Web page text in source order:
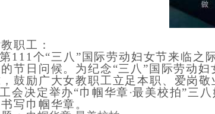
职工：
第111个“三八”国际劳动妇女节来临 之
的节日问候。 为纪念“三八”国际劳动
，鼓励广大女教职工 立足本职 、 爱岗敬
会决定举办“巾帼华章·最美校拍”三
书写巾帼华章。